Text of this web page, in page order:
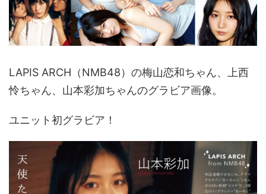
LAPIS ARCH（NMB48）の梅山恋和ちゃん、上西
怜ちゃん、山本彩加ちゃんのグラビア画像。
ユニット初グラビア！